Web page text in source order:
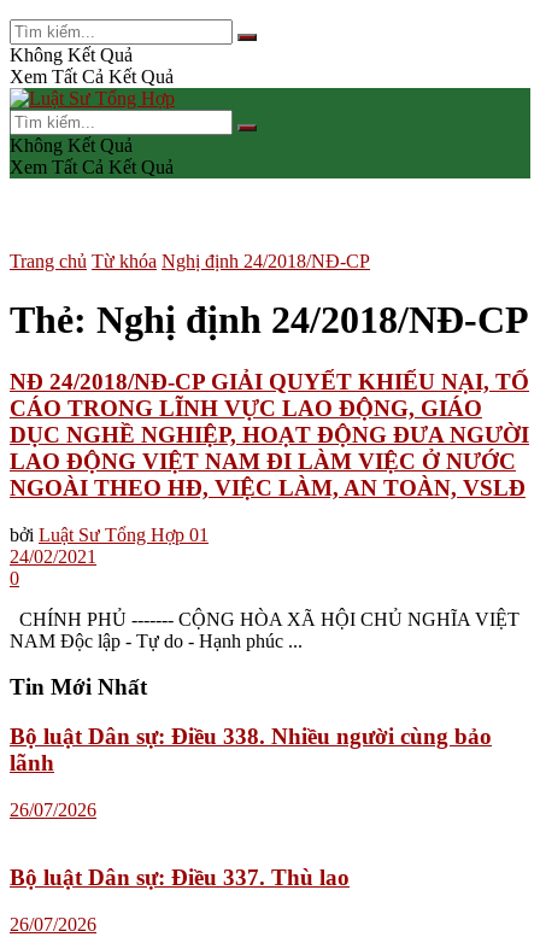
Không Kết Quả
Xem Tất Cả Kết Quả
Không Kết Quả
Xem Tất Cả Kết Quả
Trang chủ Từ khóa Nghị định 24/2018/NĐ-CP
Thẻ: Nghị định 24/2018/NĐ-CP
NĐ 24/2018/NĐ-CP GIẢI QUYẾT KHIẾU NẠI, TỐ
CÁO TRONG LĨNH VỰC LAO ĐỘNG, GIÁO
DỤC NGHỀ NGHIỆP, HOẠT ĐỘNG ĐƯA NGƯỜI
LAO ĐỘNG VIỆT NAM ĐI LÀM VIỆC Ở NƯỚC
NGOÀI THEO HĐ, VIỆC LÀM, AN TOÀN, VSLĐ
bởi Luật Sư Tổng Hợp 01
24/02/2021
0
CHÍNH PHỦ ------- CỘNG HÒA XÃ HỘI CHỦ NGHĨA VIỆT
NAM Độc lập - Tự do - Hạnh phúc ...
Tin Mới Nhất
Bộ luật Dân sự: Điều 338. Nhiều người cùng bảo
lãnh
26/07/2026
Bộ luật Dân sự: Điều 337. Thù lao
26/07/2026